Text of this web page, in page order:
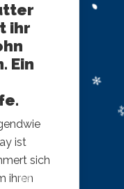
ihr
Ein
ist
sich
ihren